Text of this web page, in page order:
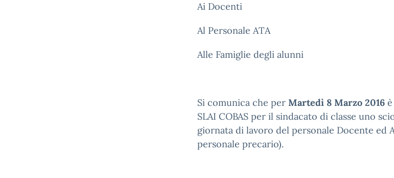
Ai Docenti
Al Personale ATA
Alle Famiglie degli alunni
Si comunica che per Martedì 8 Marzo 2016
SLAI COBAS per il sindacato di classe uno
giornata di lavoro del personale Docente ed
personale precario).